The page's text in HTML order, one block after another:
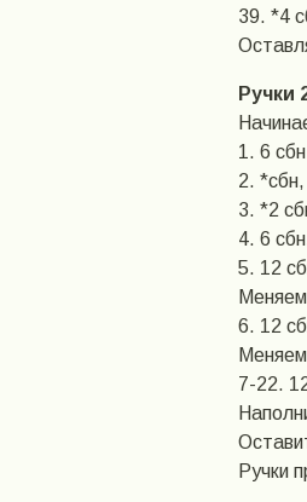
39. *4
Ручки
1. 6
2.
3. *2
4. 6
5. 12
6. 12
7-22.
Ручки